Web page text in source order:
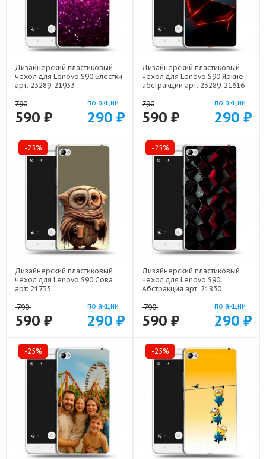
Дизайнерский пластиковый
чехол для Lenovo S90 Блестки
арт: 23289-21933
790
590 ₽
по акции
290 ₽
Дизайнерский пластиковый
чехол для Lenovo S90 Яркие
абстракции арт: 23289-21616
790
590 ₽
по акции
290 ₽
-25%
Дизайнерский пластиковый
чехол для Lenovo S90 Сова
арт: 21735
790
590 ₽
по акции
290 ₽
-25%
Дизайнерский пластиковый
чехол для Lenovo S90
Абстракция арт: 21830
790
590 ₽
по акции
290 ₽
-25% -25%